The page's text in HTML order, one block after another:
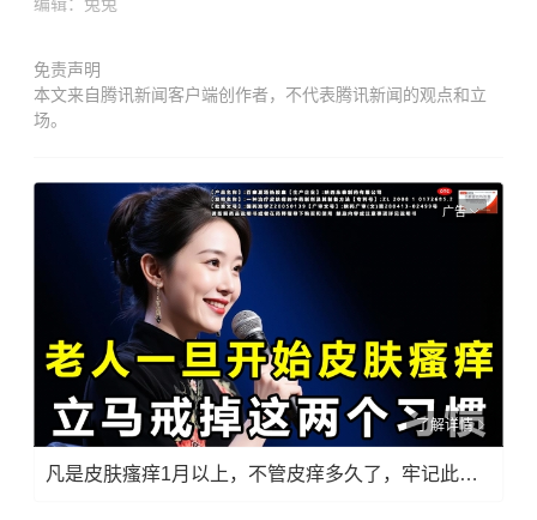
免责声明
本文来自腾讯新闻客户端创作者，不代表腾讯新闻的观点和立
场。
广告
了解详情
凡是皮肤瘙痒1月以上，不管皮痒多久了，牢记此法，快！准！狠！